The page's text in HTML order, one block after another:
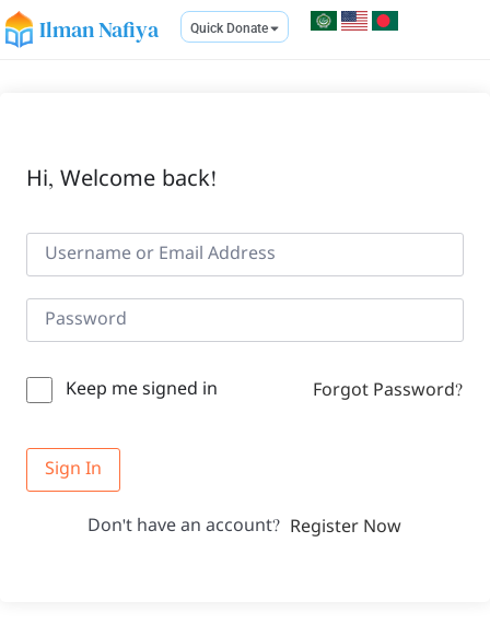
Ilman Nafiya Quick Donate
Hi, Welcome back!
Keep me signed in Forgot Password?
Sign In
Don't have an account? Register Now